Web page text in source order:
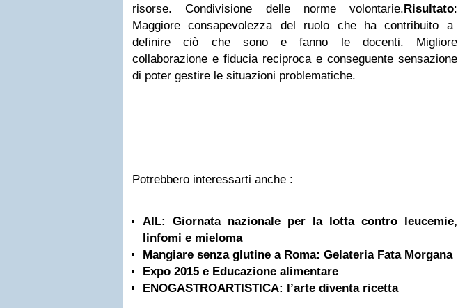
risorse. Condivisione delle norme volontarie.Risultato:
Maggiore consapevolezza del ruolo che ha contribuito a
definire ciò che sono e fanno le docenti. Migliore
collaborazione e fiducia reciproca e conseguente sensazione
di poter gestire le situazioni problematiche.
Potrebbero interessarti anche :
AIL: Giornata nazionale per la lotta contro leucemie,
linfomi e mieloma
Mangiare senza glutine a Roma: Gelateria Fata Morgana
Expo 2015 e Educazione alimentare
ENOGASTROARTISTICA: l’arte diventa ricetta